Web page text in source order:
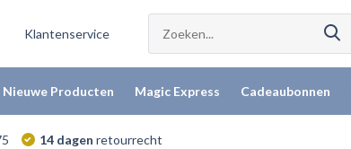
Klantenservice
Nieuwe Producten Magic Express Cadeaubonnen
14 dagen retourrecht